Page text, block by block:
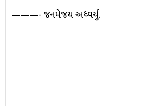
———- જનમેજય અધ્વર્યુ.